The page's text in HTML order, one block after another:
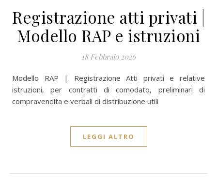
Registrazione atti privati |
Modello RAP e istruzioni
18 Febbraio 2026
Modello RAP | Registrazione Atti privati e relative
istruzioni, per contratti di comodato, preliminari di
compravendita e verbali di distribuzione utili
LEGGI ALTRO